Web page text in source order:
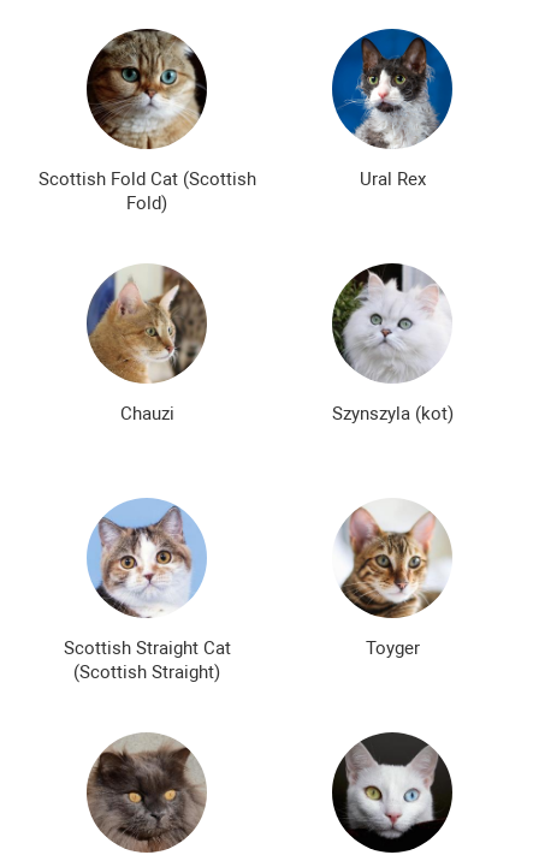
Scottish Fold Cat (Scottish
Fold)
Ural Rex
Chauzi Szynszyla (kot)
Scottish Straight Cat
(Scottish Straight)
Toyger